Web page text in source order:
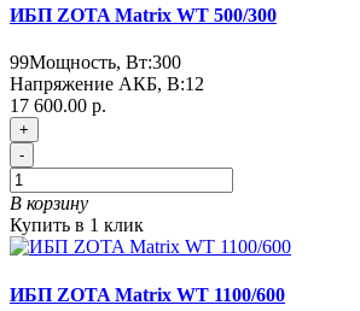
ИБП ZOTA Matrix WT 500/300
99Мощность, Вт:300
Напряжение АКБ, В:12
17 600.00 р.
+
-
В корзину
Купить в 1 клик
ИБП ZOTA Matrix WT 1100/600